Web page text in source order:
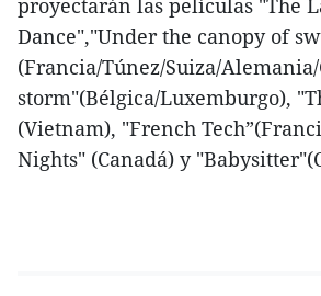
proyectarán las películas "The
Dance","Under the canopy of
(Francia/Túnez/Suiza/
storm"(Bélgica/Luxemburgo),
(Vietnam), "French
Nights" (Canadá) y